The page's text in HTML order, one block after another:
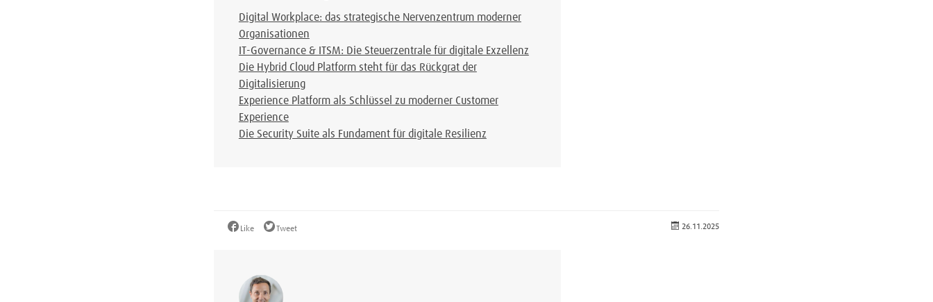
Digital Workplace: das strategische Nervenzentrum moderner
Organisationen
IT-Governance & ITSM: Die Steuerzentrale für digitale Exzellenz
Die Hybrid Cloud Platform steht für das Rückgrat der
Digitalisierung
Experience Platform als Schlüssel zu moderner Customer
Experience
Die Security Suite als Fundament für digitale Resilienz
Like Tweet 26.11.2025